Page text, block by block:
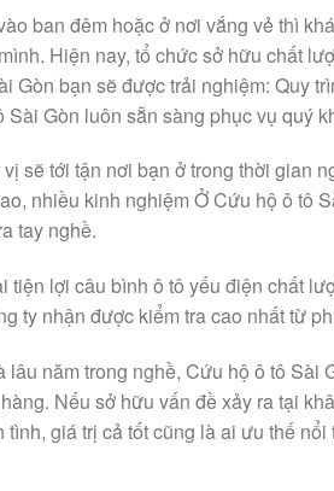
ban đêm hoặc ở nơi vắng vẻ thì
Hiện nay, tổ chức sở hữu chất
bạn sẽ được trải nghiệm: Quy
Gòn luôn sẵn sàng phục vụ quý
sẽ tới tận nơi bạn ở trong thời gian
nhiều kinh nghiệm Ở Cứu hộ ô tô
tay nghề.
lợi câu bình ô tô yếu điện chất
ty nhận được kiểm tra cao nhất từ
năm trong nghề, Cứu hộ ô tô Sài
Nếu sở hữu vấn đề xảy ra tại
giá trị cả tốt cũng là ai ưu thế